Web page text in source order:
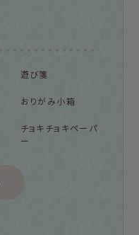
遊び箋
おりがみ小箱
チョキチョキペーパ
ー